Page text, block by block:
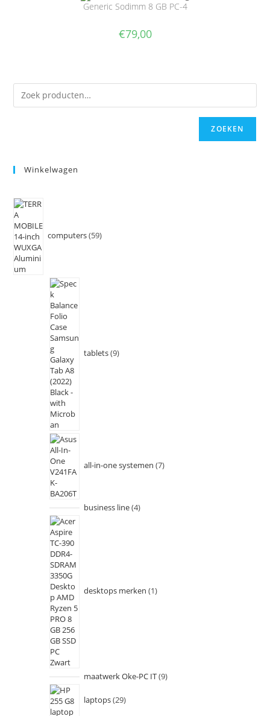
Generic Sodimm 8 GB PC-4
€79,00
ZOEKEN
Winkelwagen
computers 59
tablets 9
all-in-one systemen 7
business line 4
desktops merken 1
maatwerk Oke-PC IT 9
laptops 29